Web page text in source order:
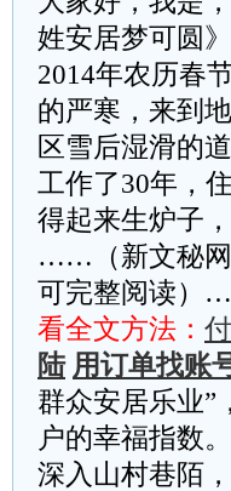
姓安居梦可圆》
2014年农历春
的严寒，来到
区雪后湿滑的
工作了30年，
得起来生炉子
……（新文秘网
可完整阅读）
看全文方法：
陆 用订单找账
群众安居乐业”
户的幸福指数
深入山村巷陌